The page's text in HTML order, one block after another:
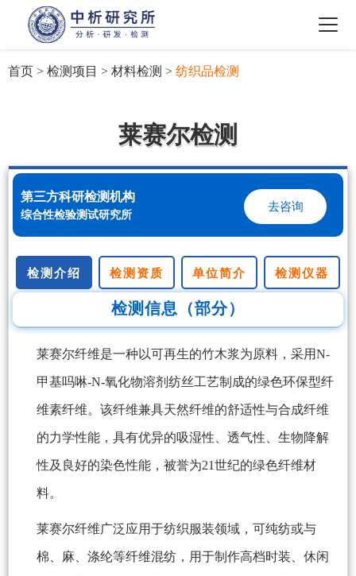
首页 > 检测项目 > 材料检测 > 纺织品检测
莱赛尔检测
第三方科研检测机构
综合性检验测试研究所
去咨询
检测介绍 检测资质 单位简介 检测仪器
检测信息（部分）
莱赛尔纤维是一种以可再生的竹木浆为原料，采用N-
甲基吗啉-N-氧化物溶剂纺丝工艺制成的绿色环保型纤
维素纤维。该纤维兼具天然纤维的舒适性与合成纤维
的力学性能，具有优异的吸湿性、透气性、生物降解
性及良好的染色性能，被誉为21世纪的绿色纤维材
料。
莱赛尔纤维广泛应用于纺织服装领域，可纯纺或与
棉、麻、涤纶等纤维混纺，用于制作高档时装、休闲